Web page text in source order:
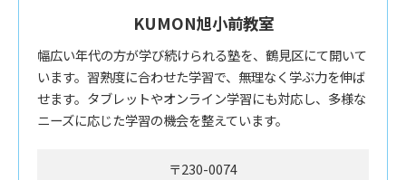
KUMON旭小前教室
幅広い年代の方が学び続けられる塾を、鶴見区にて開いて
います。習熟度に合わせた学習で、無理なく学ぶ力を伸ば
せます。タブレットやオンライン学習にも対応し、多様な
ニーズに応じた学習の機会を整えています。
〒230-0074